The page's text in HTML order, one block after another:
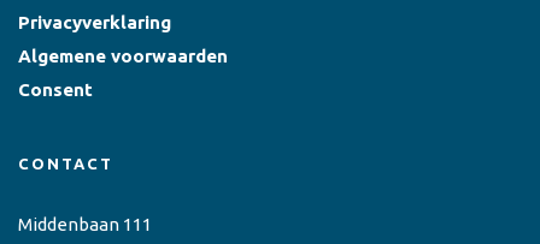
Privacyverklaring
Algemene voorwaarden
Consent
CONTACT
Middenbaan 111